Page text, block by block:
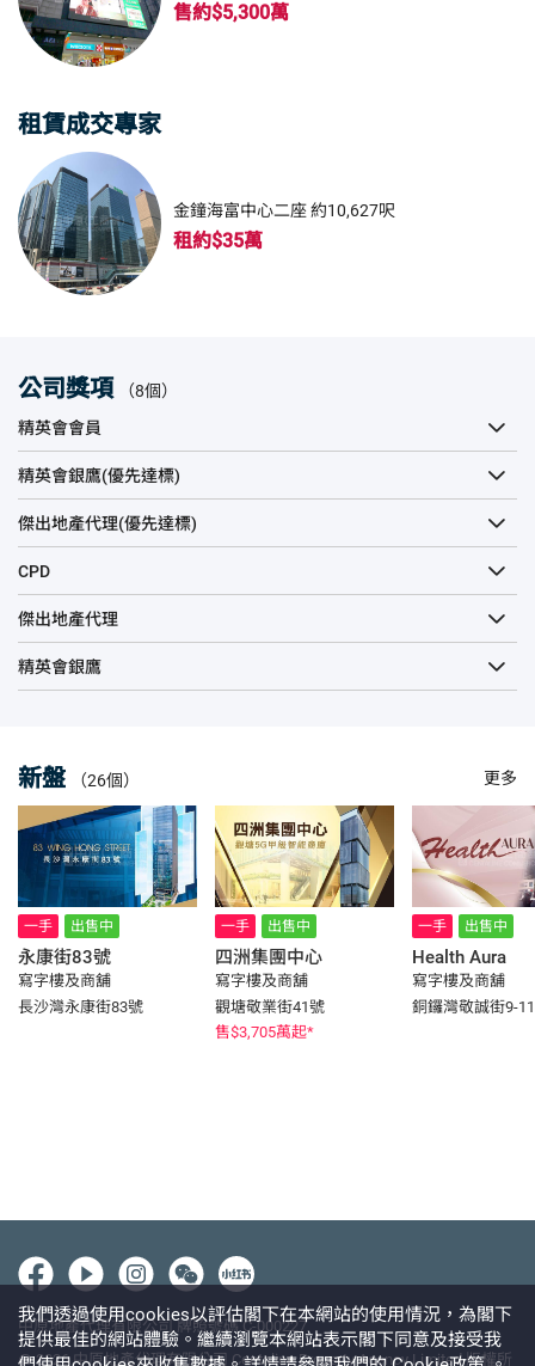
售約$5,300萬
租賃成交專家
金鐘海富中心二座 約10,627呎
租約$35萬
公司獎項
（8個）
精英會會員
精英會銀鷹(優先達標)
傑出地產代理(優先達標)
CPD
傑出地產代理
精英會銀鷹
新盤 （26個） 更多
一手 出售中
永康街83號
寫字樓及商舖
長沙灣永康街83號
一手 出售中
四洲集團中心
寫字樓及商舖
觀塘敬業街41號
售$3,705萬起*
一手 出售中
Health Aura
寫字樓及商舖
銅鑼灣敬誠街9-
中原地產代理有限公司 牌照號碼 C-000227
@ 2026 中原地產代理有限公司 Centaline Property Agency Limited 版權所
我們透過使用cookies以評估閣下在本網站的使用情況，為閣下
提供最佳的網站體驗。繼續瀏覽本網站表示閣下同意及接受我